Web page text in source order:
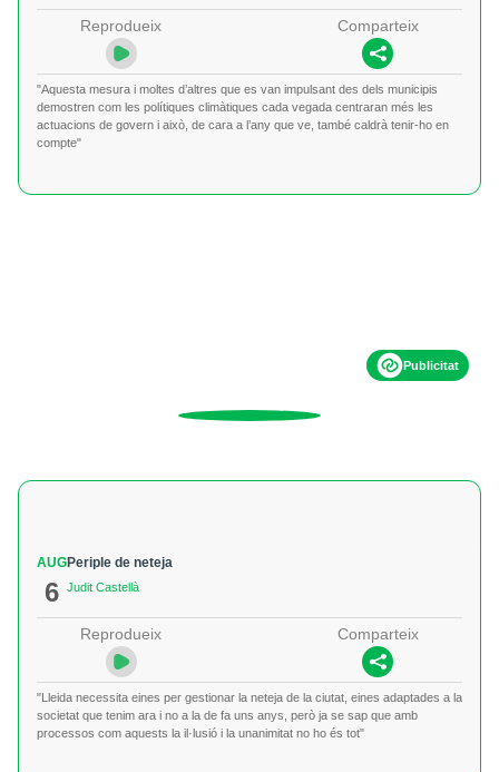
Reprodueix Comparteix
"Aquesta mesura i moltes d’altres que es van impulsant des dels municipis
demostren com les polítiques climàtiques cada vegada centraran més les
actuacions de govern i això, de cara a l’any que ve, també caldrà tenir-ho en
compte"
Publicitat
AUG
6
Periple de neteja
Judit Castellà
Reprodueix Comparteix
"Lleida necessita eines per gestionar la neteja de la ciutat, eines adaptades a la
societat que tenim ara i no a la de fa uns anys, però ja se sap que amb
processos com aquests la il·lusió i la unanimitat no ho és tot"